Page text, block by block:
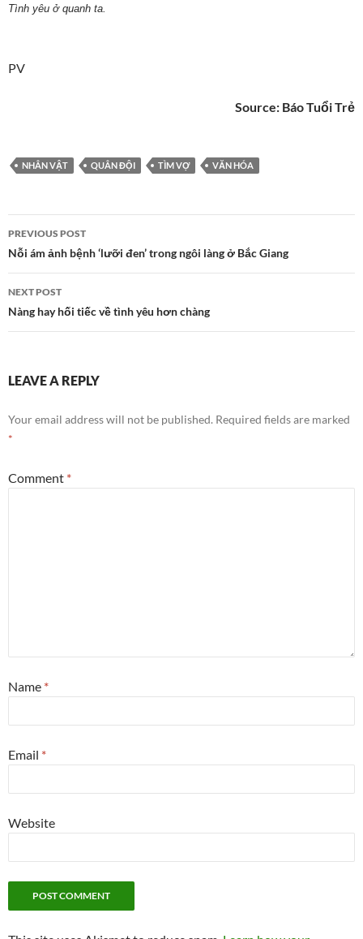
Tình yêu ở quanh ta.
PV
Source: Báo Tuổi Trẻ
NHÂN VẬT QUÂN ĐỘI TÌM VỢ VĂN HÓA
Post
navigation
PREVIOUS POST
Nỗi ám ảnh bệnh ‘lưỡi đen’ trong ngôi làng ở Bắc Giang
NEXT POST
Nàng hay hối tiếc về tình yêu hơn chàng
LEAVE A REPLY
Your email address will not be published. Required fields are marked
*
Comment *
Name *
Email *
Website